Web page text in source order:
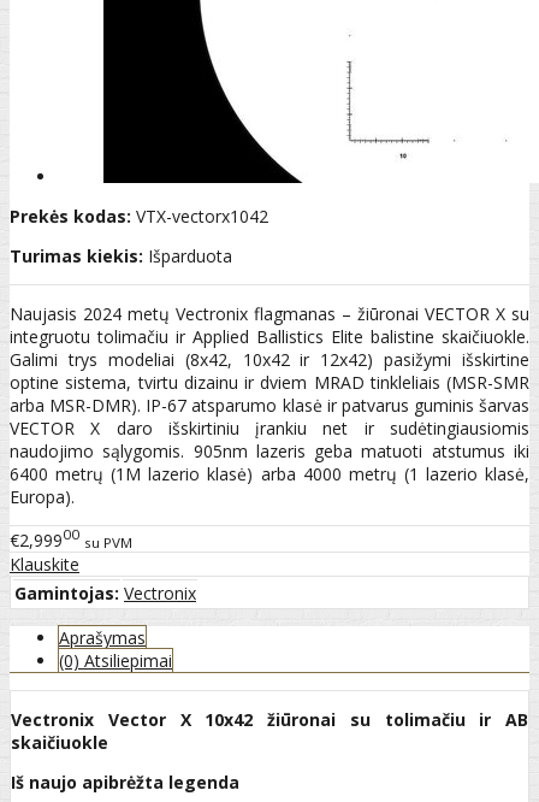
Prekės kodas: VTX-vectorx1042
Turimas kiekis: Išparduota
Naujasis 2024 metų Vectronix flagmanas – žiūronai VECTOR X su
integruotu tolimačiu ir Applied Ballistics Elite balistine skaičiuokle.
Galimi trys modeliai (8x42, 10x42 ir 12x42) pasižymi išskirtine
optine sistema, tvirtu dizainu ir dviem MRAD tinkleliais (MSR-SMR
arba MSR-DMR). IP-67 atsparumo klasė ir patvarus guminis šarvas
VECTOR X daro išskirtiniu įrankiu net ir sudėtingiausiomis
naudojimo sąlygomis. 905nm lazeris geba matuoti atstumus iki
6400 metrų (1M lazerio klasė) arba 4000 metrų (1 lazerio klasė,
Europa).
€2,99900 su PVM
Klauskite
Gamintojas: Vectronix
Aprašymas
(0) Atsiliepimai
Vectronix Vector X 10x42 žiūronai su tolimačiu ir AB
skaičiuokle
Iš naujo apibrėžta legenda